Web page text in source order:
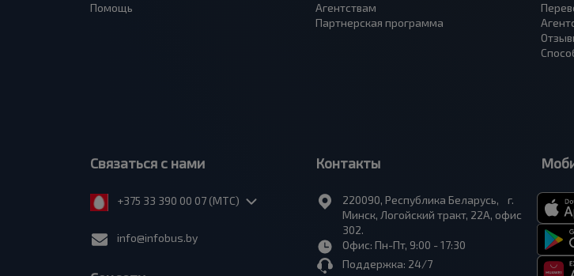
Помощь
Агентствам
Партнерская программа
Связаться с нами
+375 33 390 00 07 (МТС)
info@infobus.by
Контакты
220090, Республика Беларусь, г.
Минск, Логойский тракт, 22А, офис
302.
Офис: Пн-Пт, 9:00 - 17:30
Поддержка: 24/7